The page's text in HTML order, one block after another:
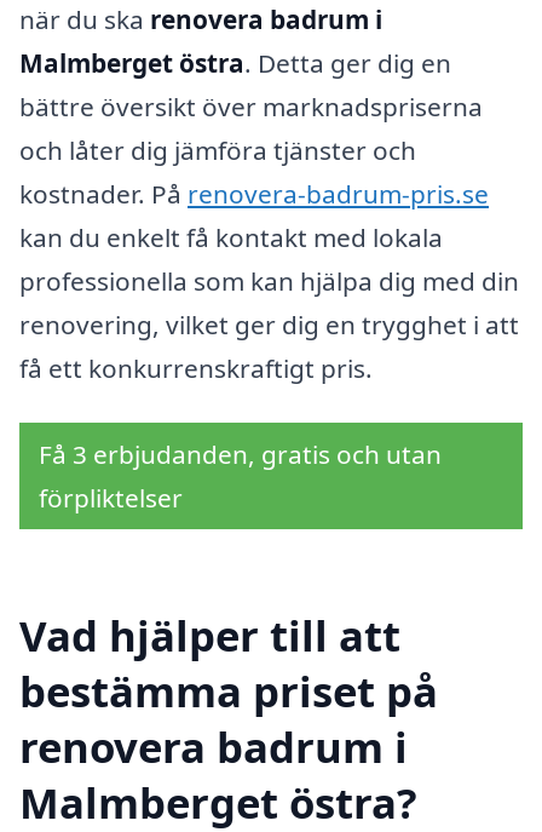
när du ska renovera badrum i
Malmberget östra. Detta ger dig en
bättre översikt över marknadspriserna
och låter dig jämföra tjänster och
kostnader. På renovera-badrum-pris.se
kan du enkelt få kontakt med lokala
professionella som kan hjälpa dig med din
renovering, vilket ger dig en trygghet i att
få ett konkurrenskraftigt pris.
Få 3 erbjudanden, gratis och utan
förpliktelser
Vad hjälper till att
bestämma priset på
renovera badrum i
Malmberget östra?